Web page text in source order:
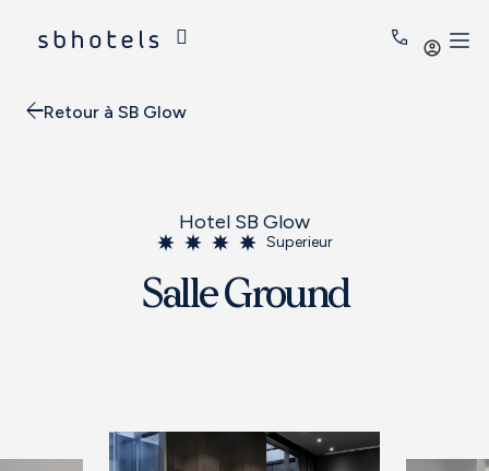
Se
Retour à SB Glow
Hotel SB Glow
Superieur
Salle Ground